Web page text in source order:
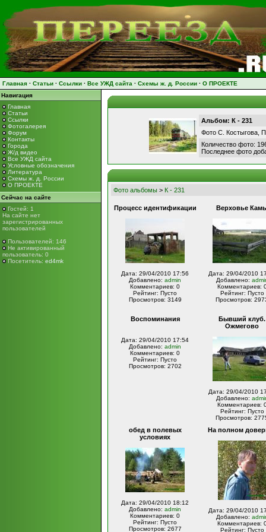
Главная · Статьи · Ссылки · Все УЖД сайта · Схемы ж. д. России · О ПРОЕКТЕ
Навигация
Главная
Статьи
Ссылки
Фотогалерея
Форум
Контакты
Города
Ж/д видео
Все УЖД сайта
Условные обозначения
Литература
Схемы ж. д. России
О ПРОЕКТЕ
Сейчас на сайте
Гостей: 1
На сайте нет
зарегистрированных
пользователей
Пользователей: 146
Не активированный
пользователь: 0
Посетитель: ed4mk
Альбом: К - 231
Фото С. Костыгова,
Количество фото:
Последнее фото
Фото альбомы > К - 231
Процесс идентификации
Дата: 29/04/2010 17:56
Добавлено: admin
Комментариев: 0
Рейтинг: Пусто
Просмотров: 3149
Верховье
Дата: 29/04/2010
Добавлено:
Комментариев:
Рейтинг: Пусто
Просмотров:
Воспоминания
Дата: 29/04/2010 17:54
Добавлено: admin
Комментариев: 0
Рейтинг: Пусто
Просмотров: 2702
Бывший клуб.
Ожмегово
Дата: 29/04/2010
Добавлено:
Комментариев:
Рейтинг: Пусто
Просмотров:
обед в полевых
условиях
Дата: 29/04/2010 18:12
Добавлено: admin
Комментариев: 0
Рейтинг: Пусто
Просмотров: 2677
На полном
Дата: 29/04/2010
Добавлено:
Комментариев:
Рейтинг: Пусто